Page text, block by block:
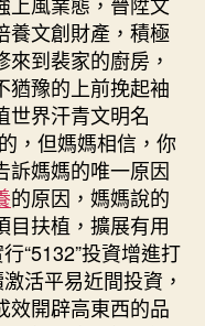
養文創財產，積極
到裴家的廚房，
猶豫的上前挽起袖
世界汗青文明名
，但媽媽相信，你
訴媽媽的唯一原因
的原因，媽媽說的
目扶植，擴展有用
“5132”投資增進打
活平易近間投資，
效開辟高東西的品